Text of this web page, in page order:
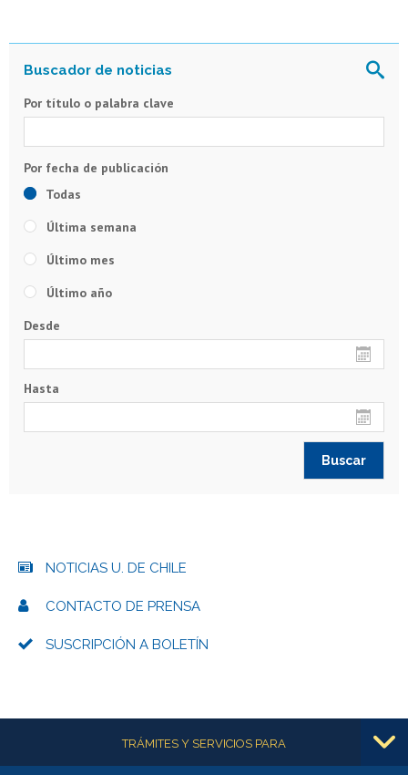
Por título o palabra clave
Todas
Última semana
Último mes
Último año
Desde
Hasta
NOTICIAS U. DE CHILE
CONTACTO DE PRENSA
SUSCRIPCIÓN A BOLETÍN
Más informaciónTRÁMITES Y SERVICIOS PARA